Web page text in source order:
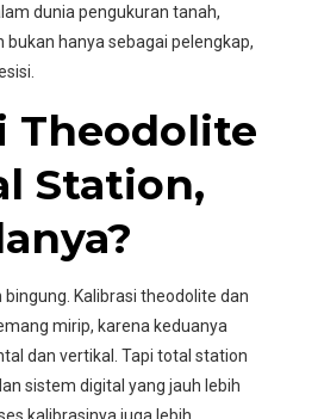
dunia pengukuran tanah,
hanya sebagai pelengkap,
Theodolite
Station,
bingung. Kalibrasi theodolite dan
mirip, karena keduanya
dan vertikal. Tapi total station
sistem digital yang jauh lebih
kalibrasinya juga lebih